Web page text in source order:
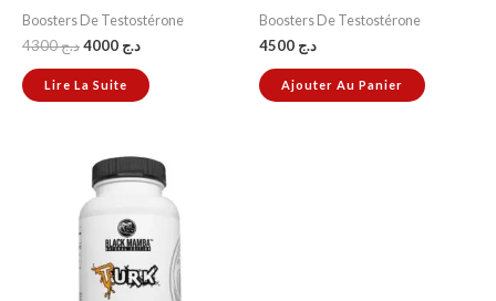
Boosters De Testostérone
د.ج4300 د.ج
Lire La Suite
Boosters De Testostérone
د.ج
Ajouter Au Panier